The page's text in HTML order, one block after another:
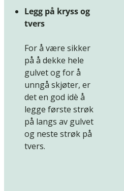
Legg på kryss og
tvers
For å være sikker
på å dekke hele
gulvet og for å
unngå skjøter, er
det en god idè å
legge første strøk
på langs av gulvet
og neste strøk på
tvers.